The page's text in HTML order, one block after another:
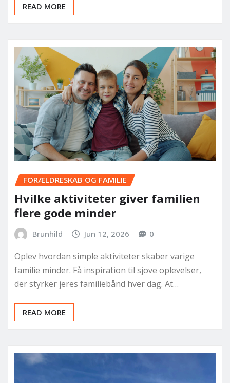
READ MORE
FORÆLDRESKAB OG FAMILIE
Hvilke aktiviteter giver familien
flere gode minder
Brunhild Jun 12, 2026 0
Oplev hvordan simple aktiviteter skaber varige
familie minder. Få inspiration til sjove oplevelser,
der styrker jeres familiebånd hver dag. At…
READ MORE